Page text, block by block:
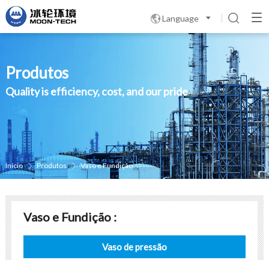
Language 
Produtos
Quality is efficiency, cost, and our pride
Início  Produtos  Vaso e Fundição
Vaso e Fundição :
Vaso de pressão